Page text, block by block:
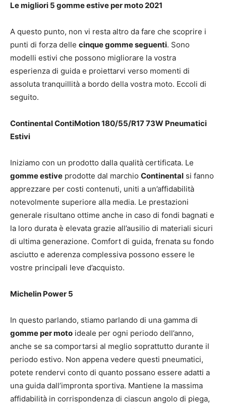
Le migliori 5 gomme estive per moto 2021
A questo punto, non vi resta altro da fare che scoprire i
punti di forza delle cinque gomme seguenti. Sono
modelli estivi che possono migliorare la vostra
esperienza di guida e proiettarvi verso momenti di
assoluta tranquillità a bordo della vostra moto. Eccoli di
seguito.
Continental ContiMotion 180/55/R17 73W Pneumatici
Estivi
Iniziamo con un prodotto dalla qualità certificata. Le
gomme estive prodotte dal marchio Continental si fanno
apprezzare per costi contenuti, uniti a un’affidabilità
notevolmente superiore alla media. Le prestazioni
generale risultano ottime anche in caso di fondi bagnati e
la loro durata è elevata grazie all’ausilio di materiali sicuri
di ultima generazione. Comfort di guida, frenata su fondo
asciutto e aderenza complessiva possono essere le
vostre principali leve d’acquisto.
Michelin Power 5
In questo parlando, stiamo parlando di una gamma di
gomme per moto ideale per ogni periodo dell’anno,
anche se sa comportarsi al meglio soprattutto durante il
periodo estivo. Non appena vedere questi pneumatici,
potete rendervi conto di quanto possano essere adatti a
una guida dall’impronta sportiva. Mantiene la massima
affidabilità in corrispondenza di ciascun angolo di piega,